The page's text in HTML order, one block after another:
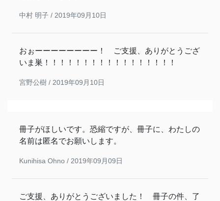
中村 明子 / 2019年09月10日
おぉーーーーーーーー！ ご支援、ありがとうござ
いま巣！！！！！！！！！！！！！！！！！
宮野公樹 / 2019年09月10日
冊子がほしいです。恐縮ですが、冊子に、わたしの
名前は匿名でお願いします。
Kunihisa Ohno / 2019年09月09日
ご支援、ありがとうございました！ 冊子の件、了